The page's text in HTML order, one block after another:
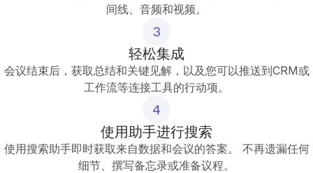
间线、音频和视频。
3
轻松集成
会议结束后，获取总结和关键见解，以及您可以推送到CRM或
工作流等连接工具的行动项。
4
使用助手进行搜索
使用搜索助手即时获取来自数据和会议的答案。 不再遗漏任何
细节、撰写备忘录或准备议程。